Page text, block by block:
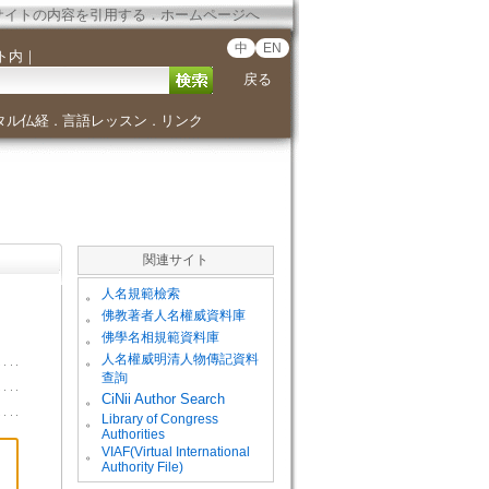
イトの内容を引用する．ホームページへ
内 ｜ 中 EN
戻る
ル仏経． 言語レッスン ． リンク
関連サイト
。 人名規範檢索
。 佛教著者人名權威資料庫
。 佛學名相規範資料庫
。
人名權威明清人物傳記資料
查詢
。
CiNii Author Search
。
Library of Congress
Authorities
。
VIAF(Virtual International
Authority File)